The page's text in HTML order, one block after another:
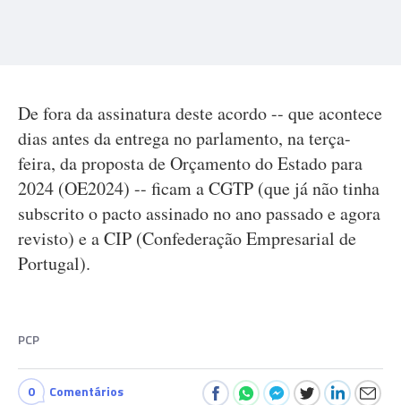
De fora da assinatura deste acordo -- que acontece
dias antes da entrega no parlamento, na terça-
feira, da proposta de Orçamento do Estado para
2024 (OE2024) -- ficam a CGTP (que já não tinha
subscrito o pacto assinado no ano passado e agora
revisto) e a CIP (Confederação Empresarial de
Portugal).
PCP
0 Comentários